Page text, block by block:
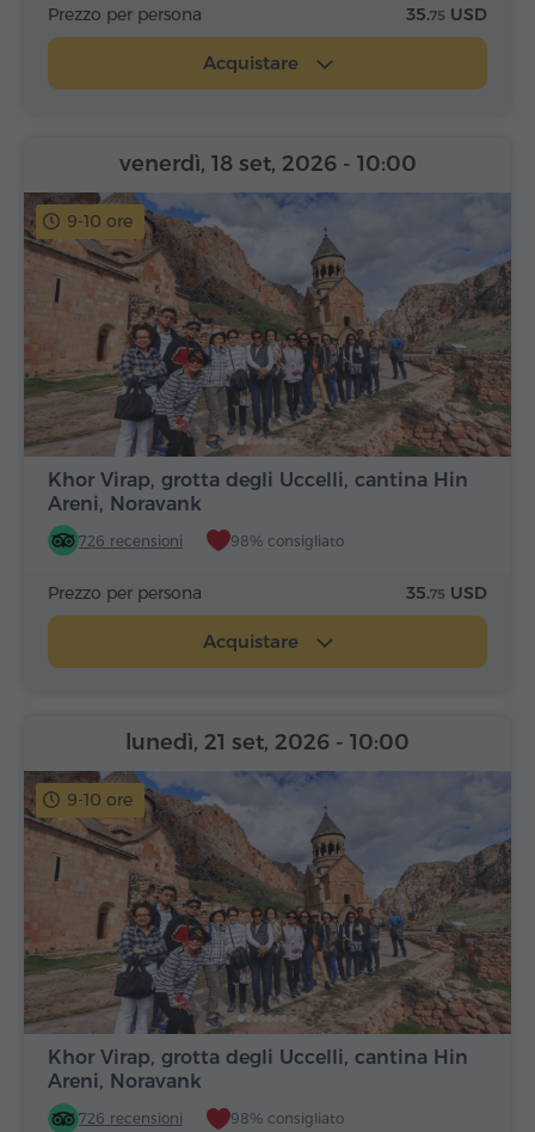
Prezzo per persona 35.75 USD
Acquistare
9-10 ore
Khor Virap, grotta degli Uccelli, cantina Hin
Areni, Noravank
726 recensioni 98% consigliato
venerdì, 18 set, 2026 - 10:00
Prezzo per persona 35.75 USD
Acquistare
9-10 ore
Khor Virap, grotta degli Uccelli, cantina Hin
Areni, Noravank
726 recensioni 98% consigliato
lunedì, 21 set, 2026 - 10:00